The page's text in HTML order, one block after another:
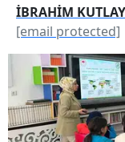
İBRAHİM KUTLAY
[email protected]